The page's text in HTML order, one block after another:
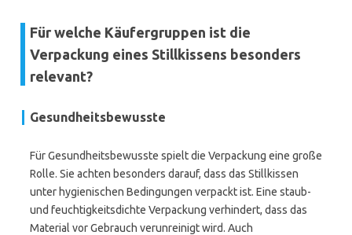
Für welche Käufergruppen ist die
Verpackung eines Stillkissens besonders
relevant?
Gesundheitsbewusste
Für Gesundheitsbewusste spielt die Verpackung eine große
Rolle. Sie achten besonders darauf, dass das Stillkissen
unter hygienischen Bedingungen verpackt ist. Eine staub-
und feuchtigkeitsdichte Verpackung verhindert, dass das
Material vor Gebrauch verunreinigt wird. Auch